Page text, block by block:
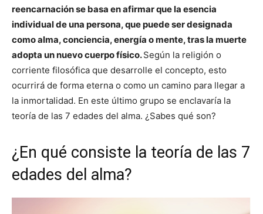
reencarnación se basa en afirmar que la esencia
individual de una persona, que puede ser designada
como alma, conciencia, energía o mente, tras la muerte
adopta un nuevo cuerpo físico.Según la religión o
corriente filosófica que desarrolle el concepto, esto
ocurrirá de forma eterna o como un camino para llegar a
la inmortalidad. En este último grupo se enclavaría la
teoría de las 7 edades del alma. ¿Sabes qué son?
¿En qué consiste la teoría de las 7
edades del alma?